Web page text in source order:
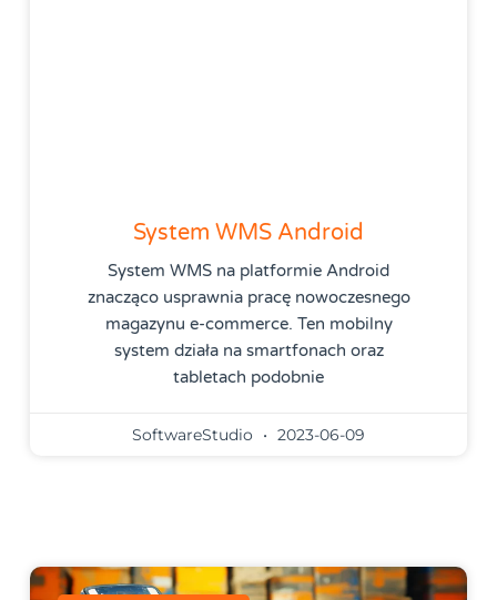
System WMS Android
System WMS na platformie Android
znacząco usprawnia pracę nowoczesnego
magazynu e-commerce. Ten mobilny
system działa na smartfonach oraz
tabletach podobnie
SoftwareStudio 2023-06-09